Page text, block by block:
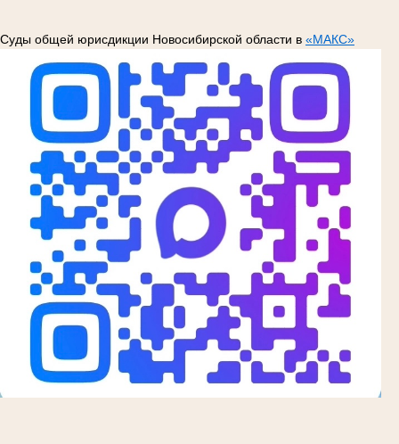
Суды общей юрисдикции Новосибирской области в «МАКС»